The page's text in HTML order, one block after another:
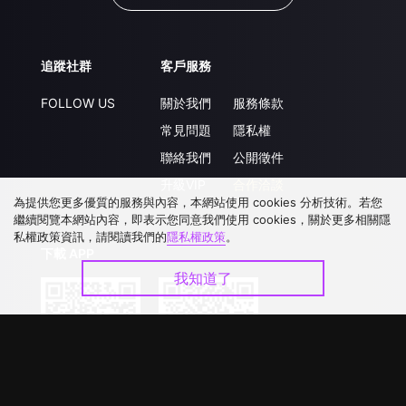
追蹤社群
FOLLOW US
客戶服務
關於我們
常見問題
聯絡我們
服務條款
隱私權
公開徵件
為提供您更多優質的服務與內容，本網站使用 cookies 分析技術。若您
繼續閱覽本網站內容，即表示您同意我們使用 cookies，關於更多相關隱
私權政策資訊，請閱讀我們的隱私權政策。
我知道了